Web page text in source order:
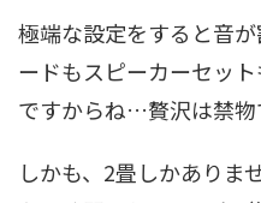
極端な設定をすると音
ードもスピーカーセッ
ですからね…贅沢は禁
しかも、2畳しかありま